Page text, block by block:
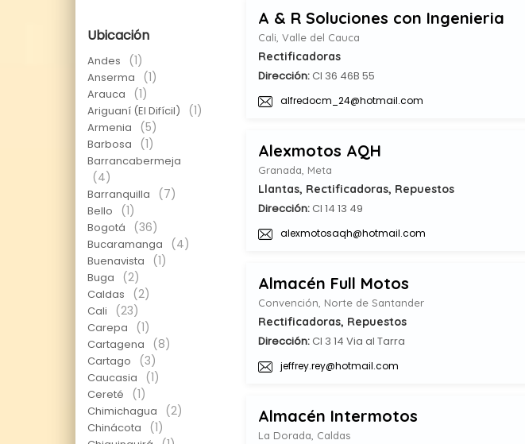
Ubicación
Andes (1)
Anserma (1)
Arauca (1)
Ariguaní (El Difícil) (1)
Armenia (5)
Barbosa (1)
Barrancabermeja
(4)
Barranquilla (7)
Bello (1)
Bogotá (36)
Bucaramanga (4)
Buenavista (1)
Buga (2)
Caldas (2)
Cali (23)
Carepa (1)
Cartagena (8)
Cartago (3)
Caucasia (1)
Cereté (1)
Chimichagua (2)
Chinácota (1)
A & R Soluciones con Ingenieria
Cali, Valle del Cauca
Rectificadoras
Dirección:Cl 36 46B 55
alfredocm_24@hotmail.com
Alexmotos AQH
Granada, Meta
Llantas, Rectificadoras, Repuestos
Dirección:Cl 14 13 49
alexmotosaqh@hotmail.com
Almacén Full Motos
Convención, Norte de Santander
Rectificadoras, Repuestos
Dirección:Cl 3 14 Via al Tarra
jeffrey.rey@hotmail.com
Almacén Intermotos
La Dorada, Caldas